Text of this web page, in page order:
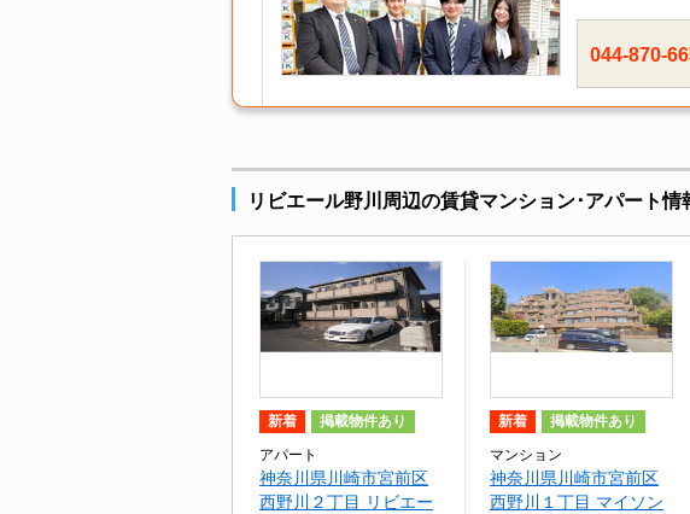
044-870-
リビエール野川周辺の賃貸マンション･アパート情
新着 掲載物件あり
アパート
神奈川県川崎市宮前区
西野川２丁目 リビエー
新着 掲載物件あり
マンション
神奈川県川崎市宮前区
西野川１丁目 マイソン